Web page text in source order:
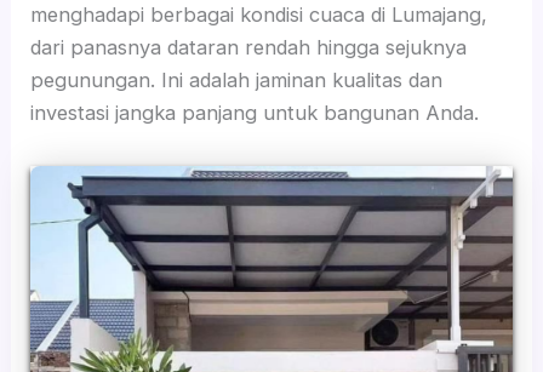
menghadapi berbagai kondisi cuaca di Lumajang,
dari panasnya dataran rendah hingga sejuknya
pegunungan. Ini adalah jaminan kualitas dan
investasi jangka panjang untuk bangunan Anda.